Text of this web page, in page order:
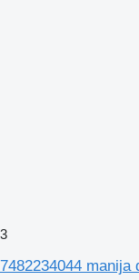
3
7482234044 manija